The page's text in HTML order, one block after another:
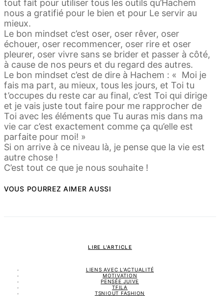
tout fait pour utiliser tous les outils qu’Hachem
nous a gratifié pour le bien et pour Le servir au
mieux.
Le bon mindset c’est oser, oser rêver, oser
échouer, oser recommencer, oser rire et oser
pleurer, oser vivre sans se brider et passer à côté,
à cause de nos peurs et du regard des autres.
Le bon mindset c’est de dire à Hachem : « Moi je
fais ma part, au mieux, tous les jours, et Toi tu
t’occupes du reste car au final, c’est Toi qui dirige
et je vais juste tout faire pour me rapprocher de
Toi avec les éléments que Tu auras mis dans ma
vie car c’est exactement comme ça qu’elle est
parfaite pour moi! »
Si on arrive à ce niveau là, je pense que la vie est
autre chose !
C’est tout ce que je nous souhaite !
VOUS POURREZ AIMER AUSSI
LIRE L'ARTICLE
LIENS AVEC L'ACTUALITÉ
MOTIVATION
PENSÉE JUIVE
TFILA
TSNIOUT FASHION